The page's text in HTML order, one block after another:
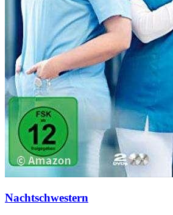
Nachtschwestern